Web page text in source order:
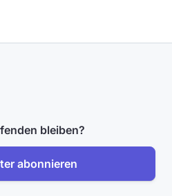
bleiben?
abonnieren